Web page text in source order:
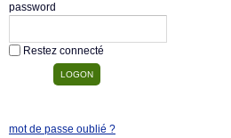
password
Restez connecté
mot de passe oublié ?